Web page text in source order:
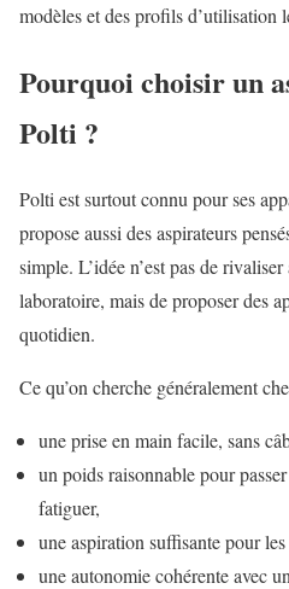
modèles et des profils d’utilisation
Pourquoi choisir un
Polti ?
Polti est surtout connu pour ses
propose aussi des aspirateurs
simple. L’idée n’est pas de
laboratoire, mais de proposer des
quotidien.
Ce qu’on cherche généralement
une prise en main facile, sans
un poids raisonnable pour
fatiguer,
une aspiration suffisante pour
une autonomie cohérente avec